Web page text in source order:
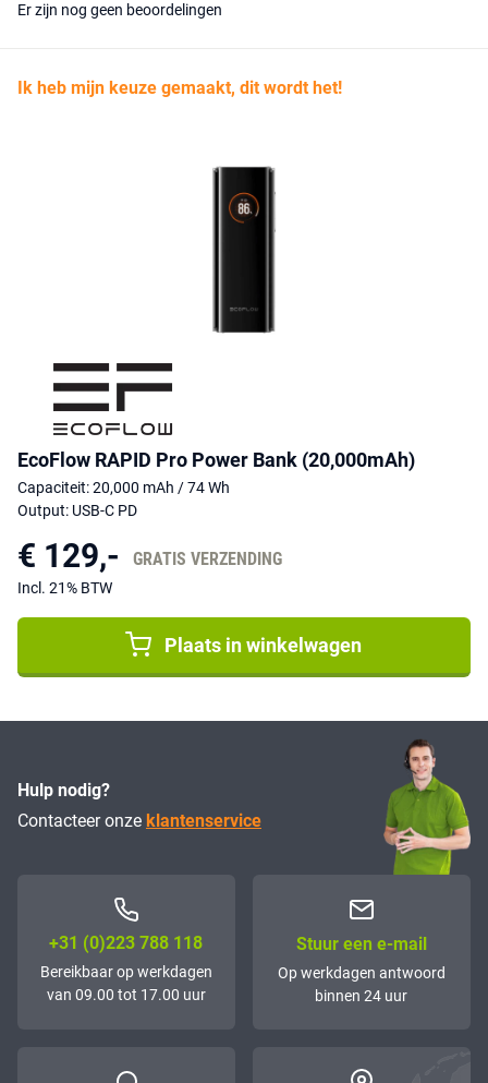
Er zijn nog geen beoordelingen
Ik heb mijn keuze gemaakt, dit wordt het!
EcoFlow RAPID Pro Power Bank (20,000mAh)
Capaciteit: 20,000 mAh / 74 Wh
Output: USB-C PD
€ 129,- GRATIS VERZENDING
Incl. 21% BTW
Plaats in winkelwagen
Hulp nodig?
Contacteer onze klantenservice
+31 (0)223 788 118
Bereikbaar op werkdagen
van 09.00 tot 17.00 uur
Stuur een e-mail
Op werkdagen antwoord
binnen 24 uur